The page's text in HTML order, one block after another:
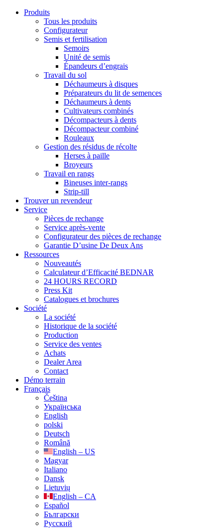
Produits
Tous les produits
Configurateur
Semis et fertilisation
Semoirs
Unité de semis
Épandeurs d’engrais
Travail du sol
Déchaumeurs à disques
Préparateurs du lit de semences
Déchaumeurs à dents
Cultivateurs combinés
Décompacteurs à dents
Décompacteur combiné
Rouleaux
Gestion des résidus de récolte
Herses à paille
Broyeurs
Travail en rangs
Bineuses inter-rangs
Strip-till
Trouver un revendeur
Service
Pièces de rechange
Service après-vente
Configurateur des pièces de rechange
Garantie D’usine De Deux Ans
Ressources
Nouveautés
Calculateur d’Efficacité BEDNAR
24 HOURS RECORD
Press Kit
Catalogues et brochures
Société
La société
Historique de la société
Production
Service des ventes
Achats
Dealer Area
Contact
Démo terrain
Français
Čeština
Українська
English
polski
Deutsch
Română
English – US
Magyar
Italiano
Dansk
Lietuvių
English – CA
Español
Български
Русский